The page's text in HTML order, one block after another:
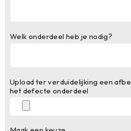
Welk onderdeel heb je nodig?
Upload ter verduidelijking een
het defecte onderdeel